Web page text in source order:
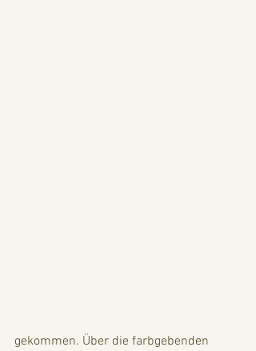
gekommen. Über die farbgebenden